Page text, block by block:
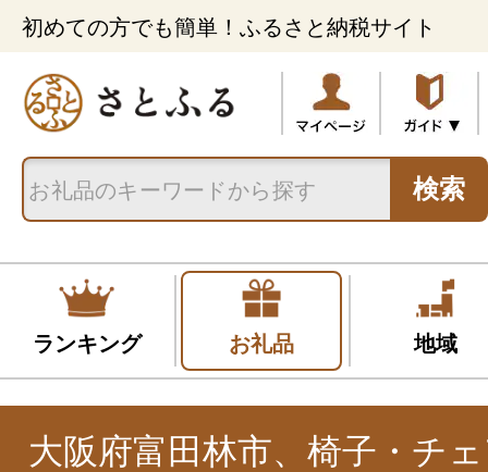
初めての方でも簡単！ふるさと納税サイト
検索
ランキング お礼品 地域
大阪府富田林市、椅子・チ